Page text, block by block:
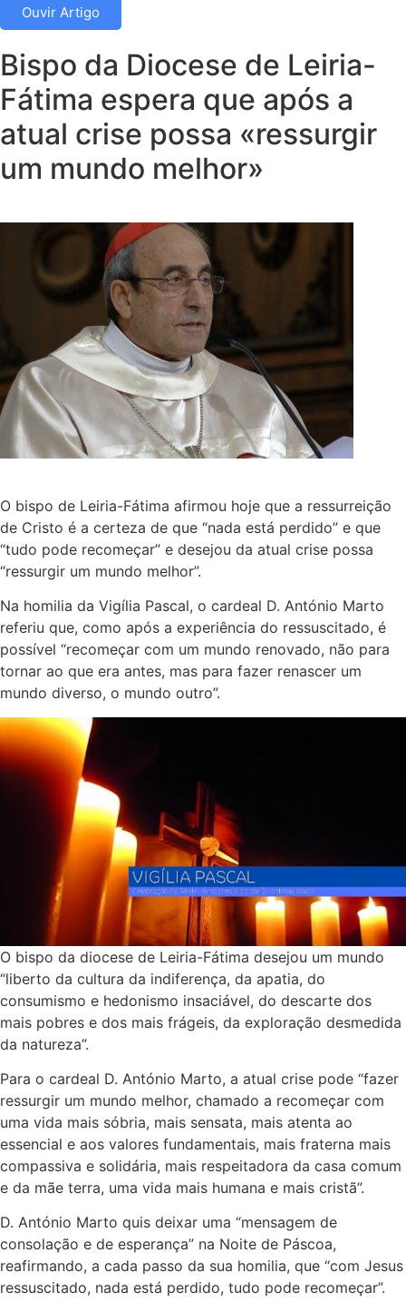
Ouvir Artigo
Bispo da Diocese de Leiria-
Fátima espera que após a
atual crise possa «ressurgir
um mundo melhor»
O bispo de Leiria-Fátima afirmou hoje que a ressurreição
de Cristo é a certeza de que “nada está perdido” e que
“tudo pode recomeçar” e desejou da atual crise possa
“ressurgir um mundo melhor”.
Na homilia da Vigília Pascal, o cardeal D. António Marto
referiu que, como após a experiência do ressuscitado, é
possível “recomeçar com um mundo renovado, não para
tornar ao que era antes, mas para fazer renascer um
mundo diverso, o mundo outro”.
O bispo da diocese de Leiria-Fátima desejou um mundo
“liberto da cultura da indiferença, da apatia, do
consumismo e hedonismo insaciável, do descarte dos
mais pobres e dos mais frágeis, da exploração desmedida
da natureza”.
Para o cardeal D. António Marto, a atual crise pode “fazer
ressurgir um mundo melhor, chamado a recomeçar com
uma vida mais sóbria, mais sensata, mais atenta ao
essencial e aos valores fundamentais, mais fraterna mais
compassiva e solidária, mais respeitadora da casa comum
e da mãe terra, uma vida mais humana e mais cristã”.
D. António Marto quis deixar uma “mensagem de
consolação e de esperança” na Noite de Páscoa,
reafirmando, a cada passo da sua homilia, que “com Jesus
ressuscitado, nada está perdido, tudo pode recomeçar”.